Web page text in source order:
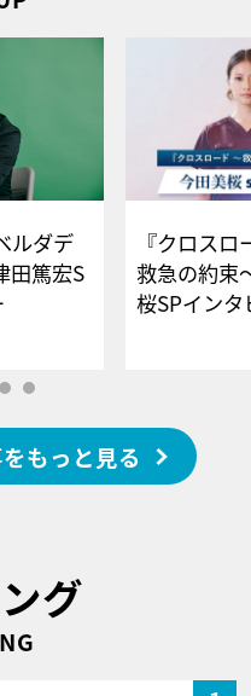
ルダデ
田篤宏S
ュー
『クロス
救急の約束
桜SPイ
もっと見る
グ